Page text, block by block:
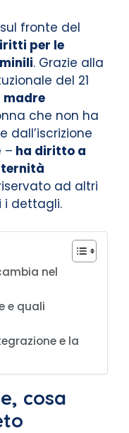
fronte del
per le
. Grazie alla
del 21
madre
che non ha
dall’iscrizione
– ha diritto a
ad altri
i dettagli.
nel
e quali
e la
cosa